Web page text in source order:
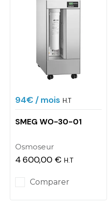
94€/ mois H.T
SMEG WO-30-01
Osmoseur
4 600,00 € H.T
Comparer